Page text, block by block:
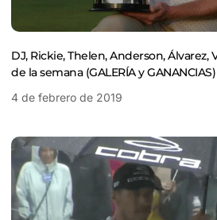
DJ, Rickie, Thelen, Anderson, Álvarez,
de la semana (GALERÍA y GANANCIAS)
4 de febrero de 2019